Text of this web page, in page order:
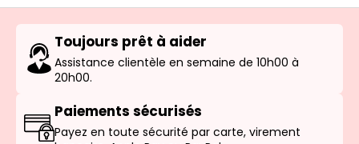
Toujours prêt à aider
Assistance clientèle en semaine de 10h00 à
20h00.
Paiements sécurisés
Payez en toute sécurité par carte, virement